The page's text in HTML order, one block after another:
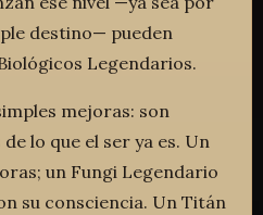
destino— pueden
Legendarios.
mejoras: son
lo que el ser ya es. Un
un Fungi Legendario
su consciencia. Un Titán